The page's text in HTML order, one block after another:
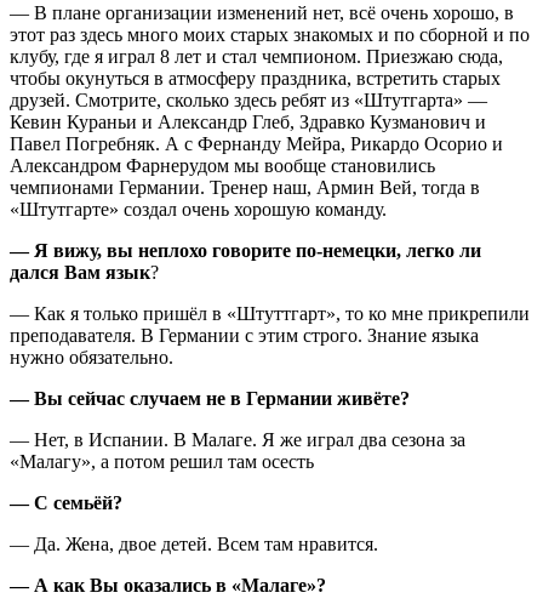
— В плане организации изменений нет, всё очень хорошо, в
этот раз здесь много моих старых знакомых и по сборной и по
клубу, где я играл 8 лет и стал чемпионом. Приезжаю сюда,
чтобы окунуться в атмосферу праздника, встретить старых
друзей. Смотрите, сколько здесь ребят из «Штутгарта» —
Кевин Кураньи и Александр Глеб, Здравко Кузманович и
Павел Погребняк. А с Фернанду Мейра, Рикардо Осорио и
Александром Фарнерудом мы вообще становились
чемпионами Германии. Тренер наш, Армин Вей, тогда в
«Штутгарте» создал очень хорошую команду.
— Я вижу, вы неплохо говорите по-немецки, легко ли
дался Вам язык?
— Как я только пришёл в «Штуттгарт», то ко мне прикрепили
преподавателя. В Германии с этим строго. Знание языка
нужно обязательно.
— Вы сейчас случаем не в Германии живёте?
— Нет, в Испании. В Малаге. Я же играл два сезона за
«Малагу», а потом решил там осесть
— С семьёй?
— Да. Жена, двое детей. Всем там нравится.
— А как Вы оказались в «Малаге»?